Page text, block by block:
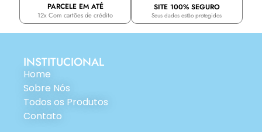
PARCELE EM ATÉ
12x Com cartões de crédito
SITE 100% SEGURO
Seus dados estão protegidos
INSTITUCIONAL
Home
Sobre Nós
Todos os Produtos
Contato